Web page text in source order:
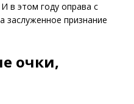
в этом году оправа с
заслуженное признание
очки,